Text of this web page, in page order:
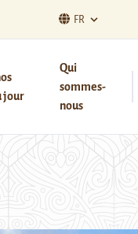
FR
jour
Qui
sommes-
nous